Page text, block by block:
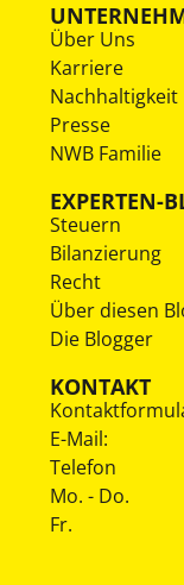
Über Uns
Karriere
Nachhaltigkeit
Presse
NWB Familie
EXPERTEN-
Steuern
Bilanzierung
Recht
Über diesen
Die Blogger
KONTAKT
E-Mail:
Telefon
Mo. - Do.
Fr.